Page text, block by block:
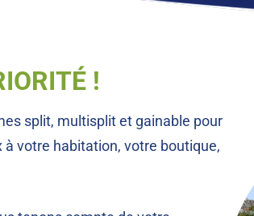
!
split, multisplit et gainable pour
votre habitation, votre boutique,